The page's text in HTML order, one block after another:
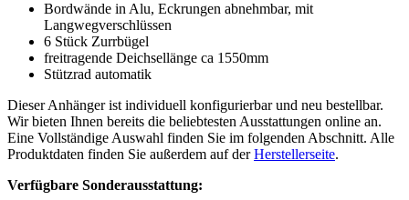
Bordwände in Alu, Eckrungen abnehmbar, mit
Langwegverschlüssen
6 Stück Zurrbügel
freitragende Deichsellänge ca 1550mm
Stützrad automatik
Dieser Anhänger ist individuell konfigurierbar und neu bestellbar.
Wir bieten Ihnen bereits die beliebtesten Ausstattungen online an.
Eine Vollständige Auswahl finden Sie im folgenden Abschnitt. Alle
Produktdaten finden Sie außerdem auf derHerstellerseite.
Verfügbare Sonderausstattung: